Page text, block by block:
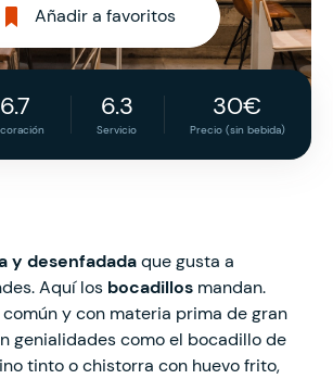
Añadir a favoritos
6.7 6.3
Servicio
30€
Precio (sin bebida)
y desenfadadaque gusta a
Aquí los bocadillos mandan.
y con materia prima de gran
genialidades como el bocadillo de
tinto o chistorra con huevo frito,